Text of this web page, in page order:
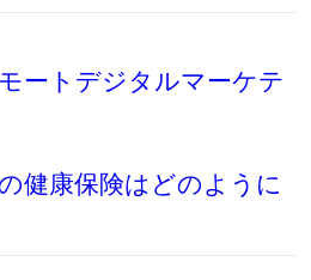
ートデジタルマーケテ
健康保険はどのように